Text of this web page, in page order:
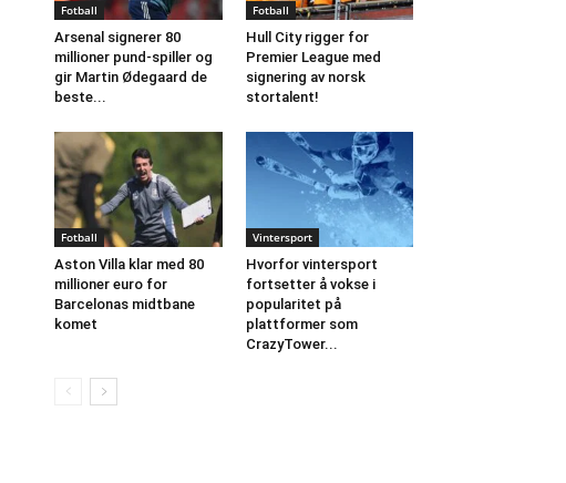
Fotball
Arsenal signerer 80
millioner pund-spiller og
gir Martin Ødegaard de
beste...
Fotball
Hull City rigger for
Premier League med
signering av norsk
stortalent!
Fotball
Aston Villa klar med 80
millioner euro for
Barcelonas midtbane
komet
Vintersport
Hvorfor vintersport
fortsetter å vokse i
popularitet på
plattformer som
CrazyTower...